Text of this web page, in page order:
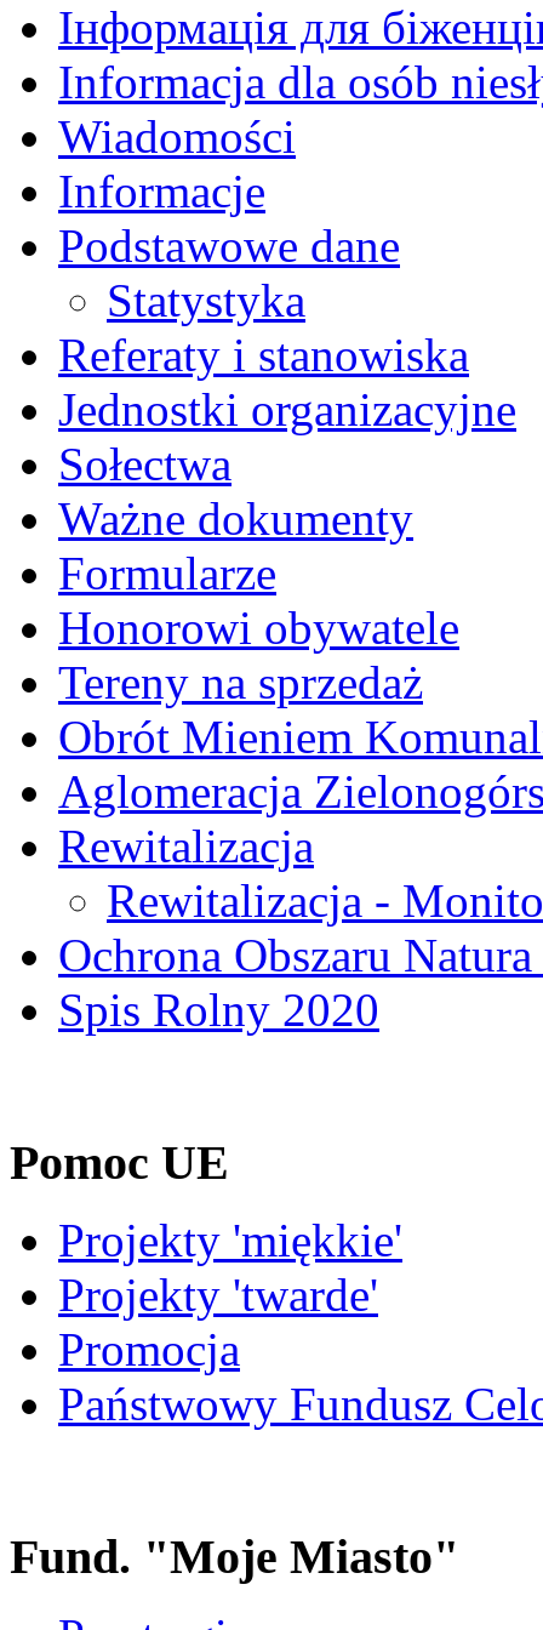
Інформація для
Informacja dla osób
Wiadomości
Informacje
Podstawowe dane
Statystyka
Referaty i stanowiska
Jednostki organizacyjne
Sołectwa
Ważne dokumenty
Formularze
Honorowi obywatele
Tereny na sprzedaż
Obrót Mieniem
Aglomeracja
Rewitalizacja
Rewitalizacja -
Ochrona Obszaru
Spis Rolny 2020
Pomoc UE
Projekty 'miękkie'
Projekty 'twarde'
Promocja
Państwowy Fundusz
Fund. "Moje Miasto"